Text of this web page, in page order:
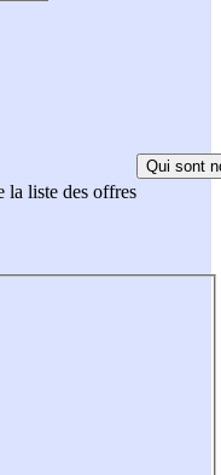
la liste des offres
Qui sont